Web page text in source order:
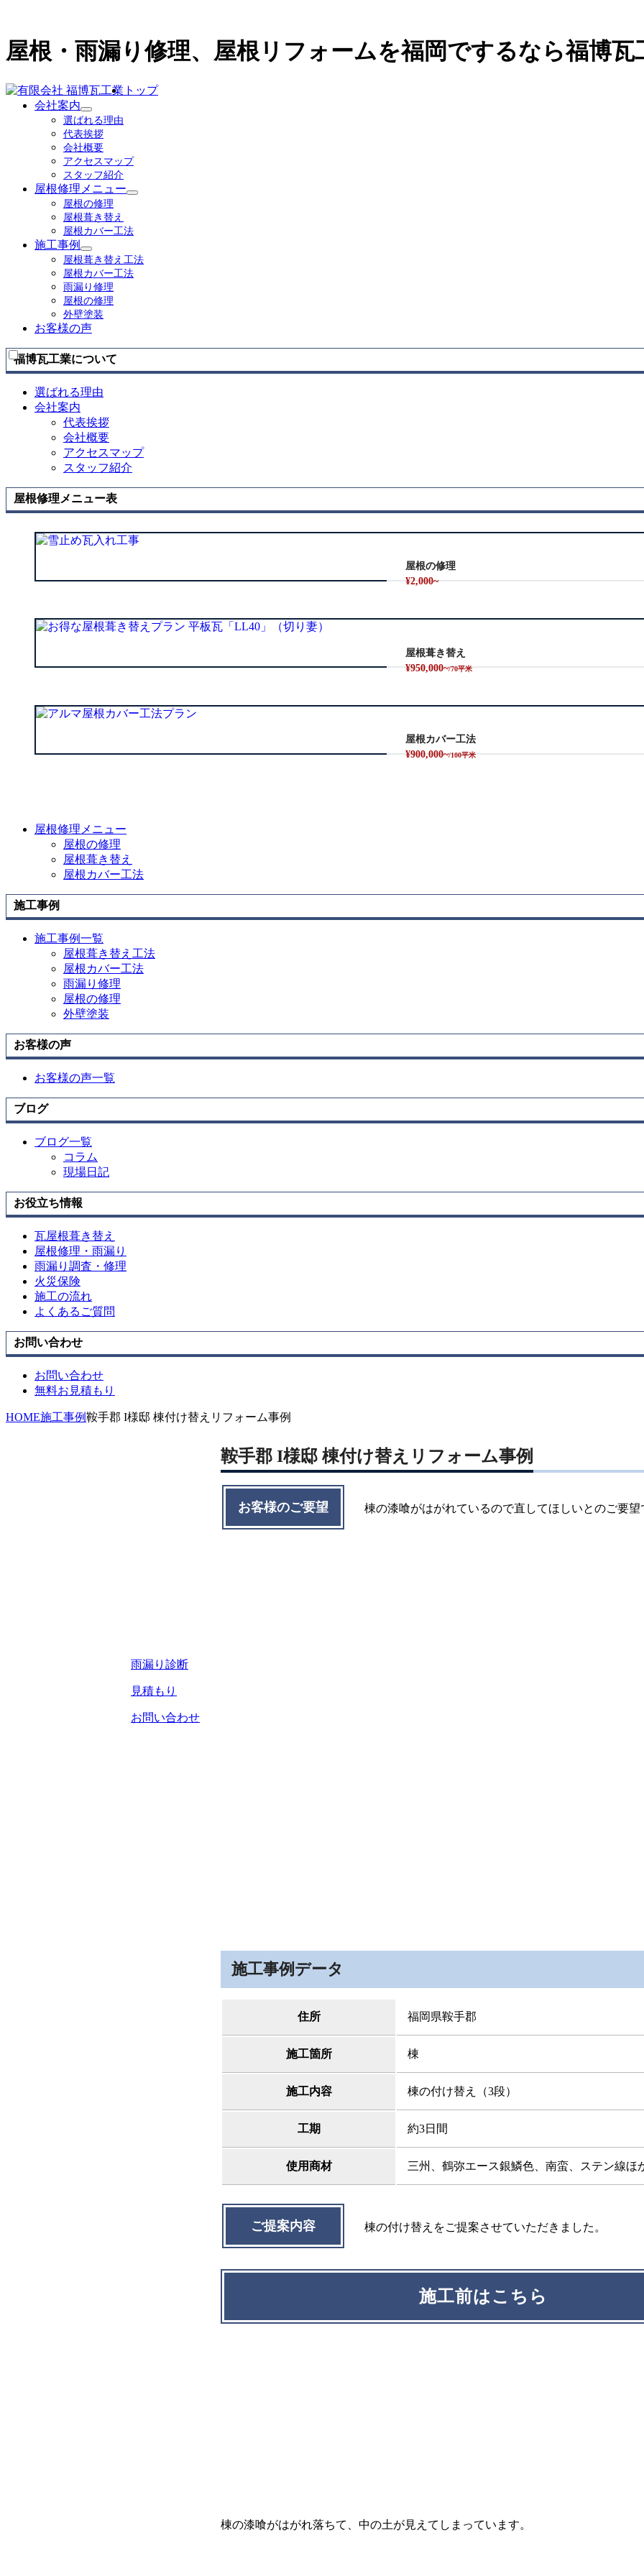
屋根・雨漏り修理、屋根リフォームを福岡でするなら福博瓦
トップ
会社案内
サ
ブ
メ
ニ
ュ
ー
を
展
開
選ばれる理由
代表挨拶
会社概要
アクセスマップ
スタッフ紹介
屋根修理メニュー
サ
ニ
ー
を
屋根の修理
屋根葺き替え
屋根カバー工法
施工事例
サ
ブ
メ
ニ
ュ
ー
を
開
屋根葺き替え工法
屋根カバー工法
雨漏り修理
屋根の修理
外壁塗装
お客様の声
福博瓦工業について
選ばれる理由
会社案内
代表挨拶
会社概要
アクセスマップ
スタッフ紹介
屋根修理メニュー表
屋根の修理
¥2,000~
屋根葺き替え
¥950,000~/70平米
屋根カバー工法
¥900,000~/100平米
屋根修理メニュー
屋根の修理
屋根葺き替え
屋根カバー工法
施工事例
施工事例一覧
屋根葺き替え工法
屋根カバー工法
雨漏り修理
屋根の修理
外壁塗装
お客様の声
お客様の声一覧
ブログ
ブログ一覧
コラム
現場日記
お役立ち情報
瓦屋根葺き替え
屋根修理・雨漏り
雨漏り調査・修理
火災保険
施工の流れ
よくあるご質問
お問い合わせ
お問い合わせ
無料お見積もり
雨漏り診断
見積もり
お問い合わせ
HOME施工事例鞍手郡 I様邸 棟付け替えリフォーム事例
鞍手郡 I様邸 棟付け替えリフォーム事例
お客様のご要望 棟の漆喰がはがれているので直してほしいとのご要望
施工事例データ
住所 福岡県鞍手郡
施工箇所 棟
施工内容 棟の付け替え（3段）
工期 約3日間
使用商材 三州、鶴弥エース銀鱗色、南蛮、ステン線ほ
ご提案内容 棟の付け替えをご提案させていただきました。
施工前はこちら
棟の漆喰がはがれ落ちて、中の土が見えてしまっています。